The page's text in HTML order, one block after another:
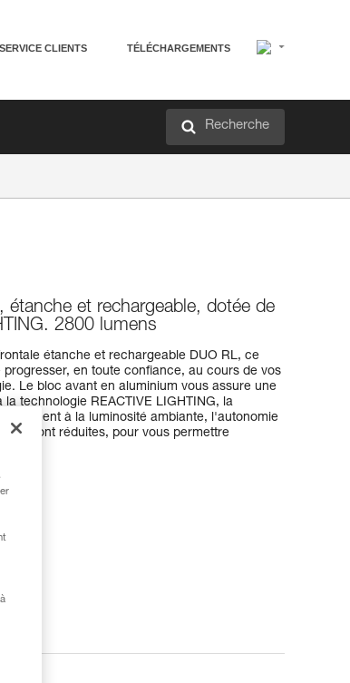
SERVICE CLIENTS TÉLÉCHARGEMENTS
Recherche
et rechargeable, dotée de
2800 lumens
étanche et rechargeable DUO RL, ce
en toute confiance, au cours de vos
Le bloc avant en aluminium vous assure une
technologie REACTIVE LIGHTING, la
à la luminosité ambiante, l'autonomie
sont réduites, pour vous permettre